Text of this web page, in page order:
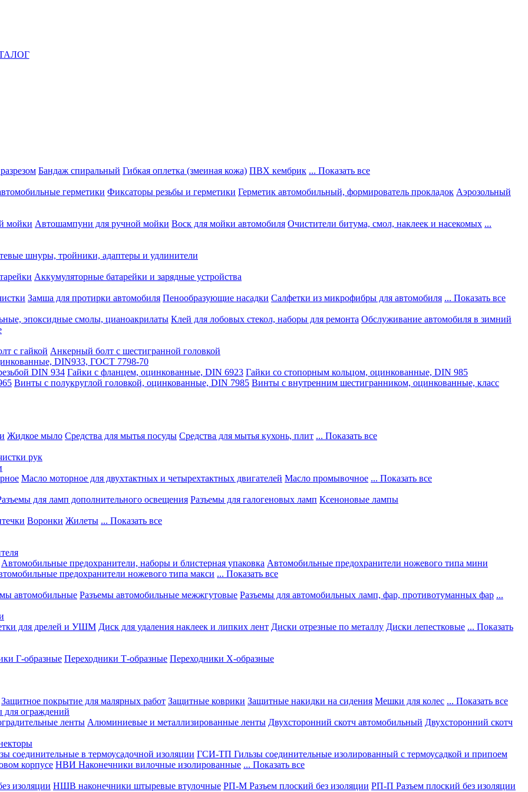
Бандаж спиральный Гибкая оплетка (змеиная кожа) ПВХ кембрик ... Показать все
герметики Фиксаторы резьбы и герметики Герметик автомобильный, формирователь прокладок Аэрозольный
мойки Автошампуни для ручной мойки Воск для мойки автомобиля Очистители битума, смол, наклеек и насекомых ...
шнуры, тройники, адаптеры и удлинители
Аккумуляторные батарейки и зарядные устройства
Замша для протирки автомобиля Пенообразующие насадки Салфетки из микрофибры для автомобиля ... Показать все
эпоксидные смолы, цианоакрилаты Клей для лобовых стекол, наборы для ремонта Обслуживание автомобиля в зимний
с гайкой Анкерный болт с шестигранной головкой
DIN933, ГОСТ 7798-70
DIN 934 Гайки с фланцем, оцинкованные, DIN 6923 Гайки со стопорным кольцом, оцинкованные, DIN 985
Винты с полукруглой головкой, оцинкованные, DIN 7985 Винты с внутренним шестигранником, оцинкованные, класс
Жидкое мыло Средства для мытья посуды Средства для мытья кухонь, плит ... Показать все
рук
Масло моторное для двухтактных и четырехтактных двигателей Масло промывочное ... Показать все
для ламп дополнительного освещения Разъемы для галогеновых ламп Ксеноновые лампы
Воронки Жилеты ... Показать все
Автомобильные предохранители, наборы и блистерная упаковка Автомобильные предохранители ножевого типа мини
предохранители ножевого типа макси ... Показать все
автомобильные Разъемы автомобильные межжгутовые Разъемы для автомобильных ламп, фар, противотуманных фар ...
для дрелей и УШМ Диск для удаления наклеек и липких лент Диски отрезные по металлу Диски лепестковые ... Показать
Г-образные Переходники Т-образные Переходники Х-образные
Защитное покрытие для малярных работ Защитные коврики Защитные накидки на сидения Мешки для колес ... Показать все
для ограждений
ленты Алюминиевые и металлизированные ленты Двухсторонний скотч автомобильный Двухсторонний скотч
соединительные в термоусадочной изоляции ГСИ-ТП Гильзы соединительные изолированный с термоусадкой и припоем
корпусе НВИ Наконечники вилочные изолированные ... Показать все
изоляции НШВ наконечники штыревые втулочные РП-М Разъем плоский без изоляции РП-П Разъем плоский без изоляции